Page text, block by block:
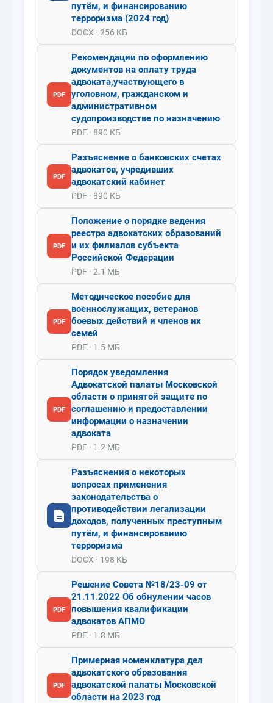
путём, и финансированию
терроризма (2024 год)
DOCX · 256 КБ
PDF
Рекомендации по оформлению
документов на оплату труда
адвоката,участвующего в
уголовном, гражданском и
административном
судопроизводстве по назначению
PDF · 890 КБ
PDF
Разъяснение о банковских счетах
адвокатов, учредивших
адвокатский кабинет
PDF · 890 КБ
PDF
Положение о порядке ведения
реестра адвокатских образований
и их филиалов субъекта
Российской Федерации
PDF · 2.1 МБ
PDF
Методическое пособие для
военнослужащих, ветеранов
боевых действий и членов их
семей
PDF · 1.5 МБ
PDF
Порядок уведомления
Адвокатской палаты Московской
области о принятой защите по
соглашению и предоставлении
информации о назначении
адвоката
PDF · 1.2 МБ
Разъяснения о некоторых
вопросах применения
законодательства о
противодействии легализации
доходов, полученных преступным
путём, и финансированию
терроризма
DOCX · 198 КБ
PDF
Решение Совета №18/23-09 от
21.11.2022 Об обнулении часов
повышения квалификации
адвокатов АПМО
PDF · 1.8 МБ
PDF
Примерная номенклатура дел
адвокатского образования
адвокатской палаты Московской
области на 2023 год